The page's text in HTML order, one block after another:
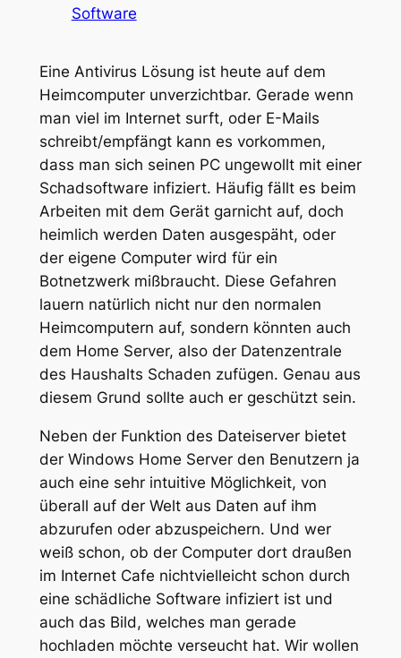
Software
Eine Antivirus Lösung ist heute auf dem
Heimcomputer unverzichtbar. Gerade wenn
man viel im Internet surft, oder E-Mails
schreibt/empfängt kann es vorkommen,
dass man sich seinen PC ungewollt mit einer
Schadsoftware infiziert. Häufig fällt es beim
Arbeiten mit dem Gerät garnicht auf, doch
heimlich werden Daten ausgespäht, oder
der eigene Computer wird für ein
Botnetzwerk mißbraucht. Diese Gefahren
lauern natürlich nicht nur den normalen
Heimcomputern auf, sondern könnten auch
dem Home Server, also der Datenzentrale
des Haushalts Schaden zufügen. Genau aus
diesem Grund sollte auch er geschützt sein.
Neben der Funktion des Dateiserver bietet
der Windows Home Server den Benutzern ja
auch eine sehr intuitive Möglichkeit, von
überall auf der Welt aus Daten auf ihm
abzurufen oder abzuspeichern. Und wer
weiß schon, ob der Computer dort draußen
im Internet Cafe nichtvielleicht schon durch
eine schädliche Software infiziert ist und
auch das Bild, welches man gerade
hochladen möchte verseucht hat. Wir wollen